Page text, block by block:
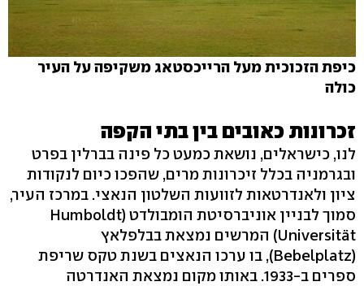
כיפת הזכוכית מעל הרייכסטאג משקיפה על העיר
כולה
זכרונות כאובים בין בתי הקפה
לנו, כישראלים, נושאת כמעט כל פינה בברלין בפרט
ובגרמניה בכלל זיכרונות מרים, שהפכו כיום לנקודות
ציון ולאנדרטאות לזוועות השלטון הנאצי. במרכז העיר,
סמוך לבניין אוניברסיטת הומבולדט (Humboldt
Universität) המרשים נמצאת בבלפלאץ
(Bebelplatz), בו ערכו הנאצים בשנת טקס שריפת
ספרים ב-1933. באותו מקום נמצאת האנדרטה